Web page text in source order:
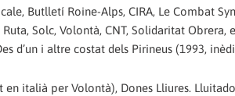
Butlletí Roine-Alps, CIRA, Le Combat
Solc, Volontà, CNT, Solidaritat Obrera,
d’un i altre costat dels Pirineus (1993,
en italià per Volontà), Dones Lliures.